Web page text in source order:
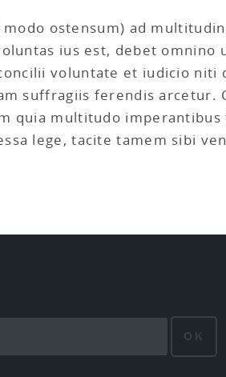
ostensum) ad
ius est, debet omnino
voluntate et iudicio niti
suffragiis ferendis arcetur.
quia multitudo imperantibus
lege, tacite tamem sibi
OK